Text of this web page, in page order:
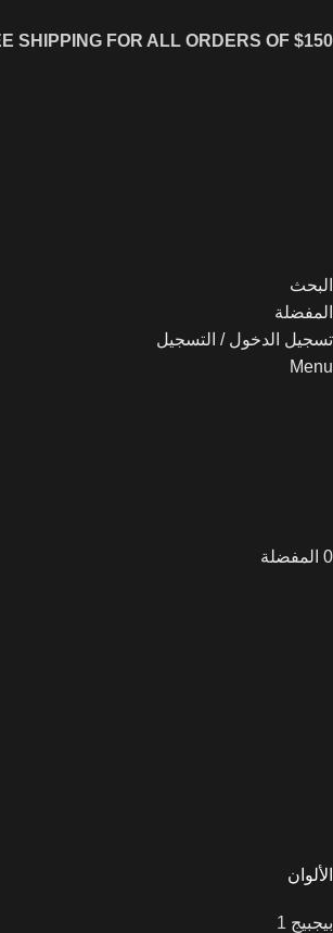
SHIPPING FOR ALL ORDERS OF $150
البحث
المفضلة
تسجيل الدخول / التسجيل
Menu
0 المفضلة
الألوان
بيجبيج 1